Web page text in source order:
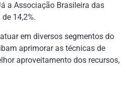
a Associação Brasileira das
14,2%.
em diversos segmentos do
aprimorar as técnicas de
aproveitamento dos recursos,